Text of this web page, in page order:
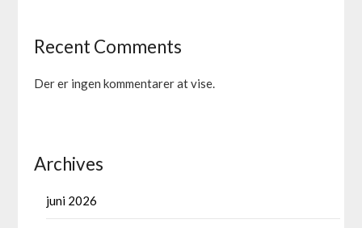
Recent Comments
Der er ingen kommentarer at vise.
Archives
juni 2026